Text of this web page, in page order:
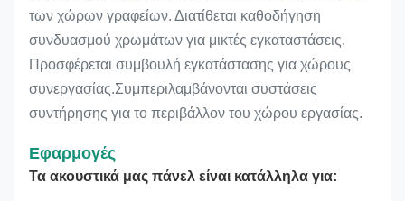
των χώρων γραφείων. Διατίθεται καθοδήγηση
συνδυασμού χρωμάτων για μικτές εγκαταστάσεις.
Προσφέρεται συμβουλή εγκατάστασης για χώρους
συνεργασίας.Συμπεριλαμβάνονται συστάσεις
συντήρησης για το περιβάλλον του χώρου εργασίας.
Εφαρμογές
Τα ακουστικά μας πάνελ είναι κατάλληλα για: